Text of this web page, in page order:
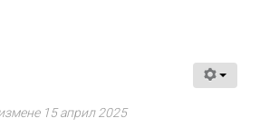
15 април 2025